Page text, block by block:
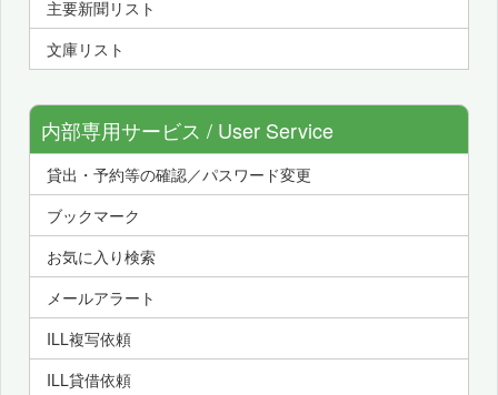
主要新聞リスト
文庫リスト
内部専用サービス / User Service
貸出・予約等の確認／パスワード変更
ブックマーク
お気に入り検索
メールアラート
ILL複写依頼
ILL貸借依頼